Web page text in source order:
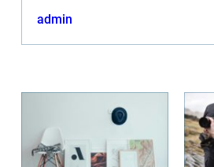
admin